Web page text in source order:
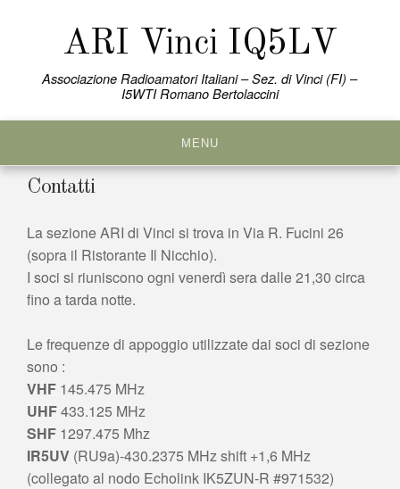
ARI Vinci IQ5LV
Associazione Radioamatori Italiani – Sez. di Vinci (FI) –
I5WTI Romano Bertolaccini
MENU
Contatti
La sezione ARI di Vinci si trova in Via R. Fucini 26
(sopra il Ristorante Il Nicchio).
I soci si riuniscono ogni venerdì sera dalle 21,30 circa
fino a tarda notte.
Le frequenze di appoggio utilizzate dai soci di sezione
sono :
VHF 145.475 MHz
UHF433.125 MHz
SHF 1297.475 Mhz
IR5UV (RU9a)-430.2375 MHz shift +1,6 MHz
(collegato al nodo Echolink IK5ZUN-R #971532)